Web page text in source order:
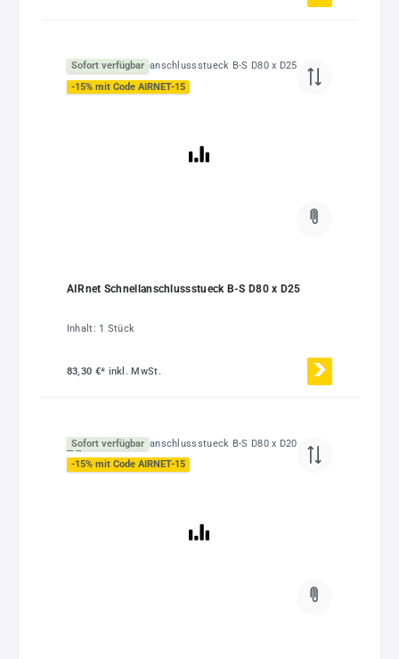
Sofort verfügbar
-15% mit Code AIRNET-15
AIRnet Schnellanschlussstueck B-S D80 x D25
Inhalt: 1 Stück
83,30 €* inkl. MwSt.
Sofort verfügbar
-15% mit Code AIRNET-15